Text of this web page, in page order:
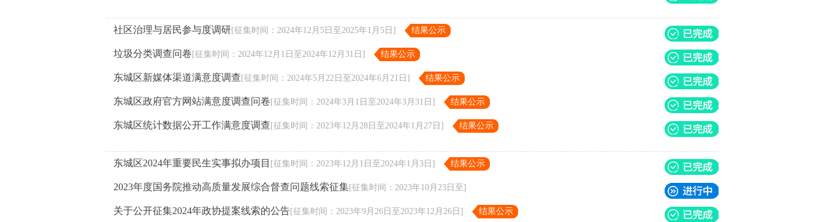
社区治理与居民参与度调研[征集时间：2024年12月5日至2025年1月5日] 结果公示
垃圾分类调查问卷 [征集时间：2024年12月1日至2024年12月31日] 结果公示
东城区新媒体渠道满意度调查 [征集时间：2024年5月22日至2024年6月21日] 结果公示
东城区政府官方网站满意度调查问卷 [征集时间：2024年3月1日至2024年3月31日] 结果公示
东城区统计数据公开工作满意度调查 [征集时间：2023年12月28日至2024年1月27日] 结果公示
东城区2024年重要民生实事拟办项目 [征集时间：2023年12月1日至2024年1月3日] 结果公示
2023年度国务院推动高质量发展综合督查问题线索征集[征集时间：2023年10月23日至]
关于公开征集2024年政协提案线索的公告[征集时间：2023年9月26日至2023年12月26日] 结果公示